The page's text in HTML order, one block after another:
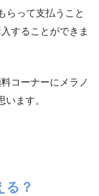
らって支払うこと
することができま
コーナーにメラノ
ます。
る？